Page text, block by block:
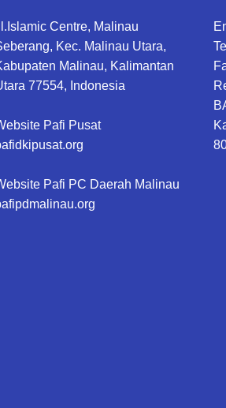
Centre, Malinau
Kec. Malinau Utara,
Malinau, Kalimantan
77554, Indonesia
Pafi Pusat
Pafi PC Daerah Malinau